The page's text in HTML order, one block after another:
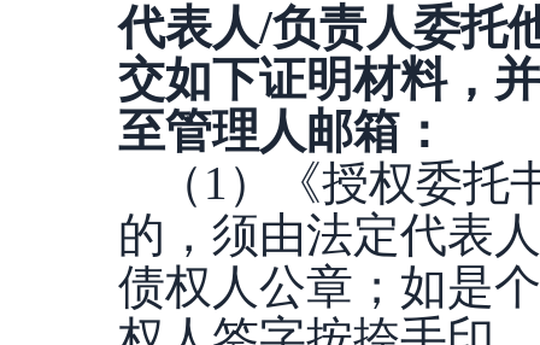
代表人/负责人委托
交如下证明材料，
至管理人邮箱：
（ 1）《授权委托
的，须由法定代表
债权人公章；如是